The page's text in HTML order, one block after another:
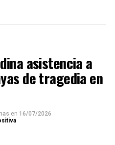
asistencia a
de tragedia en
en 16/07/2026